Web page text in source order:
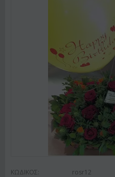
ΚΩΔΙΚΟΣ: rosr12